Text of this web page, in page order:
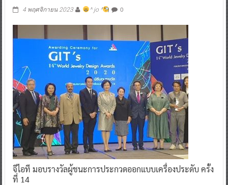
4 พฤศจิกายน 2023 ^ jo ^ 0
จีไอที มอบรางวัลผู้ชนะการประกวดออกแบบเครื่องประดับ ครั้ง
ที่ 14